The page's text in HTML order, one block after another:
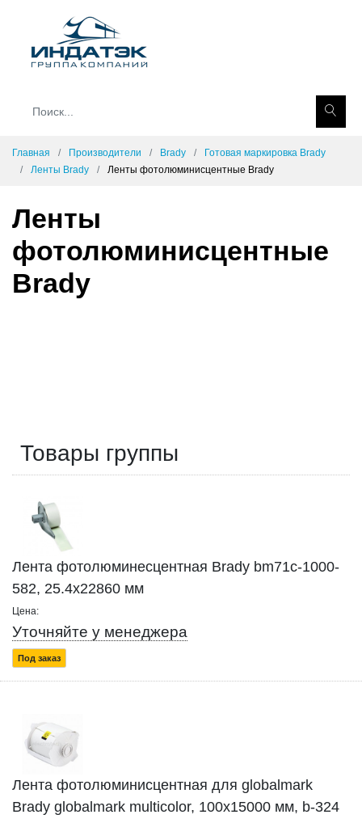
Главная Производители Brady
Готовая маркировка Brady
Ленты Brady
Ленты фотолюминисцентные Brady
Ленты
фотолюминисцентные
Brady
Товары группы
Лента фотолюминесцентная Brady bm71c-1000-
582, 25.4x22860 мм
Цена:
Уточняйте у менеджера
Под заказ
Лента фотолюминисцентная для globalmark
Brady globalmark multicolor, 100x15000 мм, b-324